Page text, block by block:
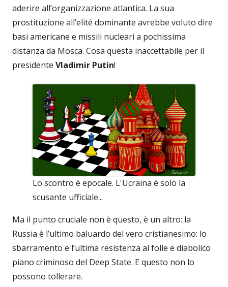
aderire all’organizzazione atlantica. La sua
prostituzione all’elité dominante avrebbe voluto dire
basi americane e missili nucleari a pochissima
distanza da Mosca. Cosa questa inaccettabile per il
presidente Vladimir Putin!
Lo scontro è epocale. L'Ucraina è solo la
scusante ufficiale...
Ma il punto cruciale non è questo, è un altro: la
Russia è l’ultimo baluardo del vero cristianesimo: lo
sbarramento e l’ultima resistenza al folle e diabolico
piano criminoso del Deep State. E questo non lo
possono tollerare.